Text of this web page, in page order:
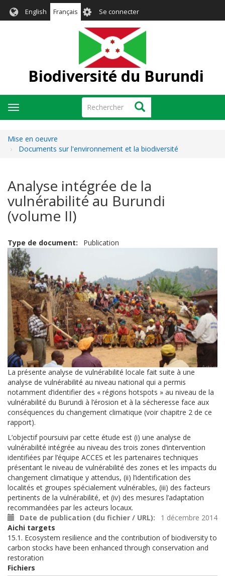
English Français User
account
menu
Se connecter
Biodiversité du Burundi
Rechercher Rechercher
Toggle
navigation
Mise en oeuvre
Documents sur l'environnement et la biodiversité
Analyse intégrée de la
vulnérabilité au Burundi
(volume II)
Type de document Publication
La présente analyse de vulnérabilité locale fait suite à une
analyse de vulnérabilité au niveau national qui a permis
notamment d’identifier des « régions hotspots » au niveau de la
vulnérabilité du Burundi à l’érosion et à la sécheresse face aux
conséquences du changement climatique (voir chapitre 2 de ce
rapport).
L’objectif poursuivi par cette étude est (i) une analyse de
vulnérabilité intégrée au niveau des trois zones d’intervention
identifiées par l’équipe ACCES et les partenaires techniques
présentant le niveau de vulnérabilité des zones et les impacts du
changement climatique y attendus, (ii) l’identification des
localités et groupes spécialement vulnérables, (iii) des facteurs
pertinents de la vulnérabilité, et (iv) des mesures l’adaptation
recommandées par les acteurs locaux.
Date de publication (du fichier / URL)
1 décembre 2014
Aichi targets
15.1. Ecosystem resilience and the contribution of biodiversity to
carbon stocks have been enhanced through conservation and
restoration
Fichiers